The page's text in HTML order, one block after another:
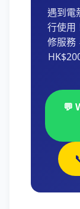
遇到電
行使用
修服務
💬